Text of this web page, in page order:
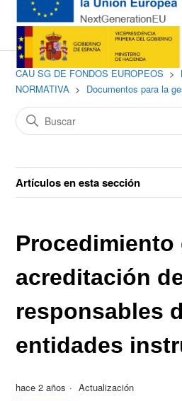
CAU SG DE FONDOS EUROPEOS
NORMATIVA
Documentos para la
Artículos en esta sección
Procedimiento
acreditación
responsables
entidades
hace 2 años Actualización